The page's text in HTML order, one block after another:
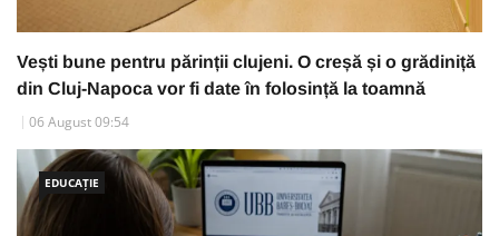
Vești bune pentru părinții clujeni. O creșă și o grădiniță
din Cluj-Napoca vor fi date în folosință la toamnă
06 August 09:54
EDUCAȚIE